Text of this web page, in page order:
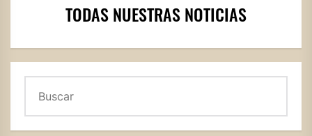
TODAS NUESTRAS NOTICIAS